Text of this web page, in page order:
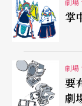
劇場
掌
劇場
要
劇